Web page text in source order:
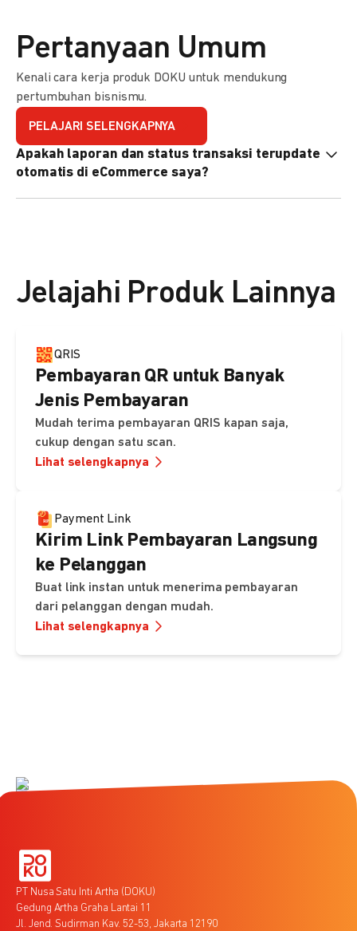
Pertanyaan Umum
Kenali cara kerja produk DOKU untuk mendukung
pertumbuhan bisnismu.
PELAJARI SELENGKAPNYA
Apakah laporan dan status transaksi terupdate
otomatis di eCommerce saya?
Jelajahi Produk Lainnya
QRIS
Pembayaran QR untuk Banyak
Jenis Pembayaran
Mudah terima pembayaran QRIS kapan saja,
cukup dengan satu scan.
Lihat selengkapnya
Payment Link
Kirim Link Pembayaran Langsung
ke Pelanggan
Buat link instan untuk menerima pembayaran
dari pelanggan dengan mudah.
Lihat selengkapnya
PT Nusa Satu Inti Artha (DOKU)
Gedung Artha Graha Lantai 11
Jl. Jend. Sudirman Kav. 52-53, Jakarta 12190